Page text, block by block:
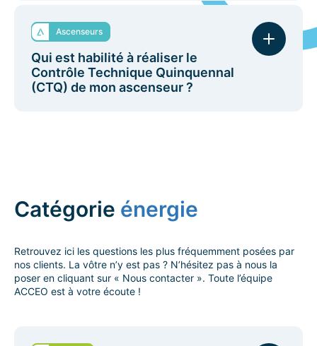
La confiance n'exclut pas le contrôle. Un MOE
indépendant de votre ascensoriste rédigera un
cahier des charges objectif, mettra en concurrence
plusieurs prestataires et suivra les travaux pour
vous garantir le meilleur rapport qualité/prix.
Ascenseurs
Qui est habilité à réaliser le
Contrôle Technique Quinquennal
(CTQ) de mon ascenseur ?
Catégorie énergie
Retrouvez ici les questions les plus fréquemment posées par
nos clients. La vôtre n’y est pas ? N’hésitez pas à nous la
poser en cliquant sur « Nous contacter ». Toute l’équipe
ACCEO est à votre écoute !